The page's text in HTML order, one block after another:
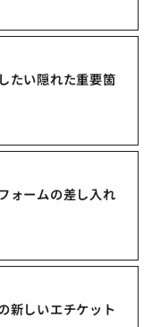
たい隠れた重要箇
ォームの差し入れ
新しいエチケット